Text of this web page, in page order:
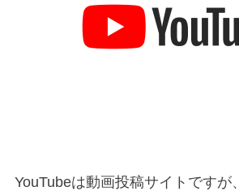
YouTubeは動画投稿サイトですが、